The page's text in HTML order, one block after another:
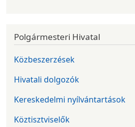
Polgármesteri Hivatal
Közbeszerzések
Hivatali dolgozók
Kereskedelmi nyílvántartások
Köztisztviselők